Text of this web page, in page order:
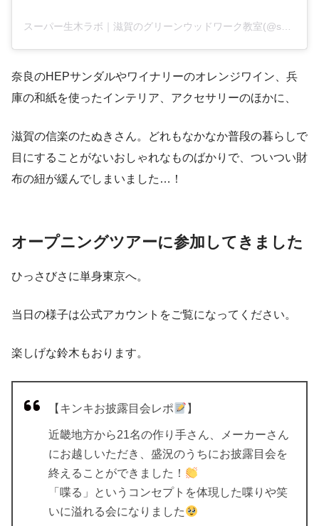
スーパー生木ラボ｜滋賀のグリーンウッドワーク教室(@supernamakilab)がシェアした投稿
奈良のHEPサンダルやワイナリーのオレンジワイン、兵
庫の和紙を使ったインテリア、アクセサリーのほかに、
滋賀の信楽のたぬきさん。どれもなかなか普段の暮らしで
目にすることがないおしゃれなものばかりで、ついつい財
布の紐が緩んでしまいました…！
オープニングツアーに参加してきました
ひっさびさに単身東京へ。
当日の様子は公式アカウントをご覧になってください。
楽しげな鈴木もおります。
【キンキお披露目会レポ 】
近畿地方から21名の作り手さん、メーカーさん
にお越しいただき、盛況のうちにお披露目会を
終えることができました！
「喋る」というコンセプトを体現した喋りや笑
いに溢れる会になりました